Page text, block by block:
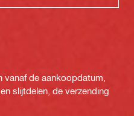
vanaf de aankoopdatum,
slijtdelen, de verzending